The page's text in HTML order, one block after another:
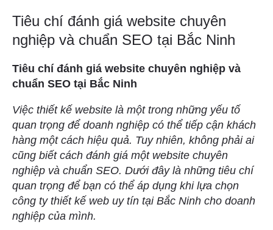
Tiêu chí đánh giá website chuyên
nghiệp và chuẩn SEO tại Bắc Ninh
Tiêu chí đánh giá website chuyên nghiệp và
chuẩn SEO tại Bắc Ninh
Việc thiết kế website là một trong những yếu tố
quan trọng để doanh nghiệp có thể tiếp cận khách
hàng một cách hiệu quả. Tuy nhiên, không phải ai
cũng biết cách đánh giá một website chuyên
nghiệp và chuẩn SEO. Dưới đây là những tiêu chí
quan trọng để bạn có thể áp dụng khi lựa chọn
công ty thiết kế web uy tín tại Bắc Ninh cho doanh
nghiệp của mình.